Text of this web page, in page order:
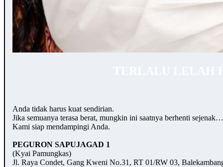
Anda tidak harus kuat sendirian.
Jika semuanya terasa berat, mungkin ini saatnya berhenti
Kami siap mendampingi Anda.
PEGURON SAPUJAGAD 1
(Kyai Pamungkas)
Jl. Raya Condet, Gang Kweni No.31, RT 01/RW 03,